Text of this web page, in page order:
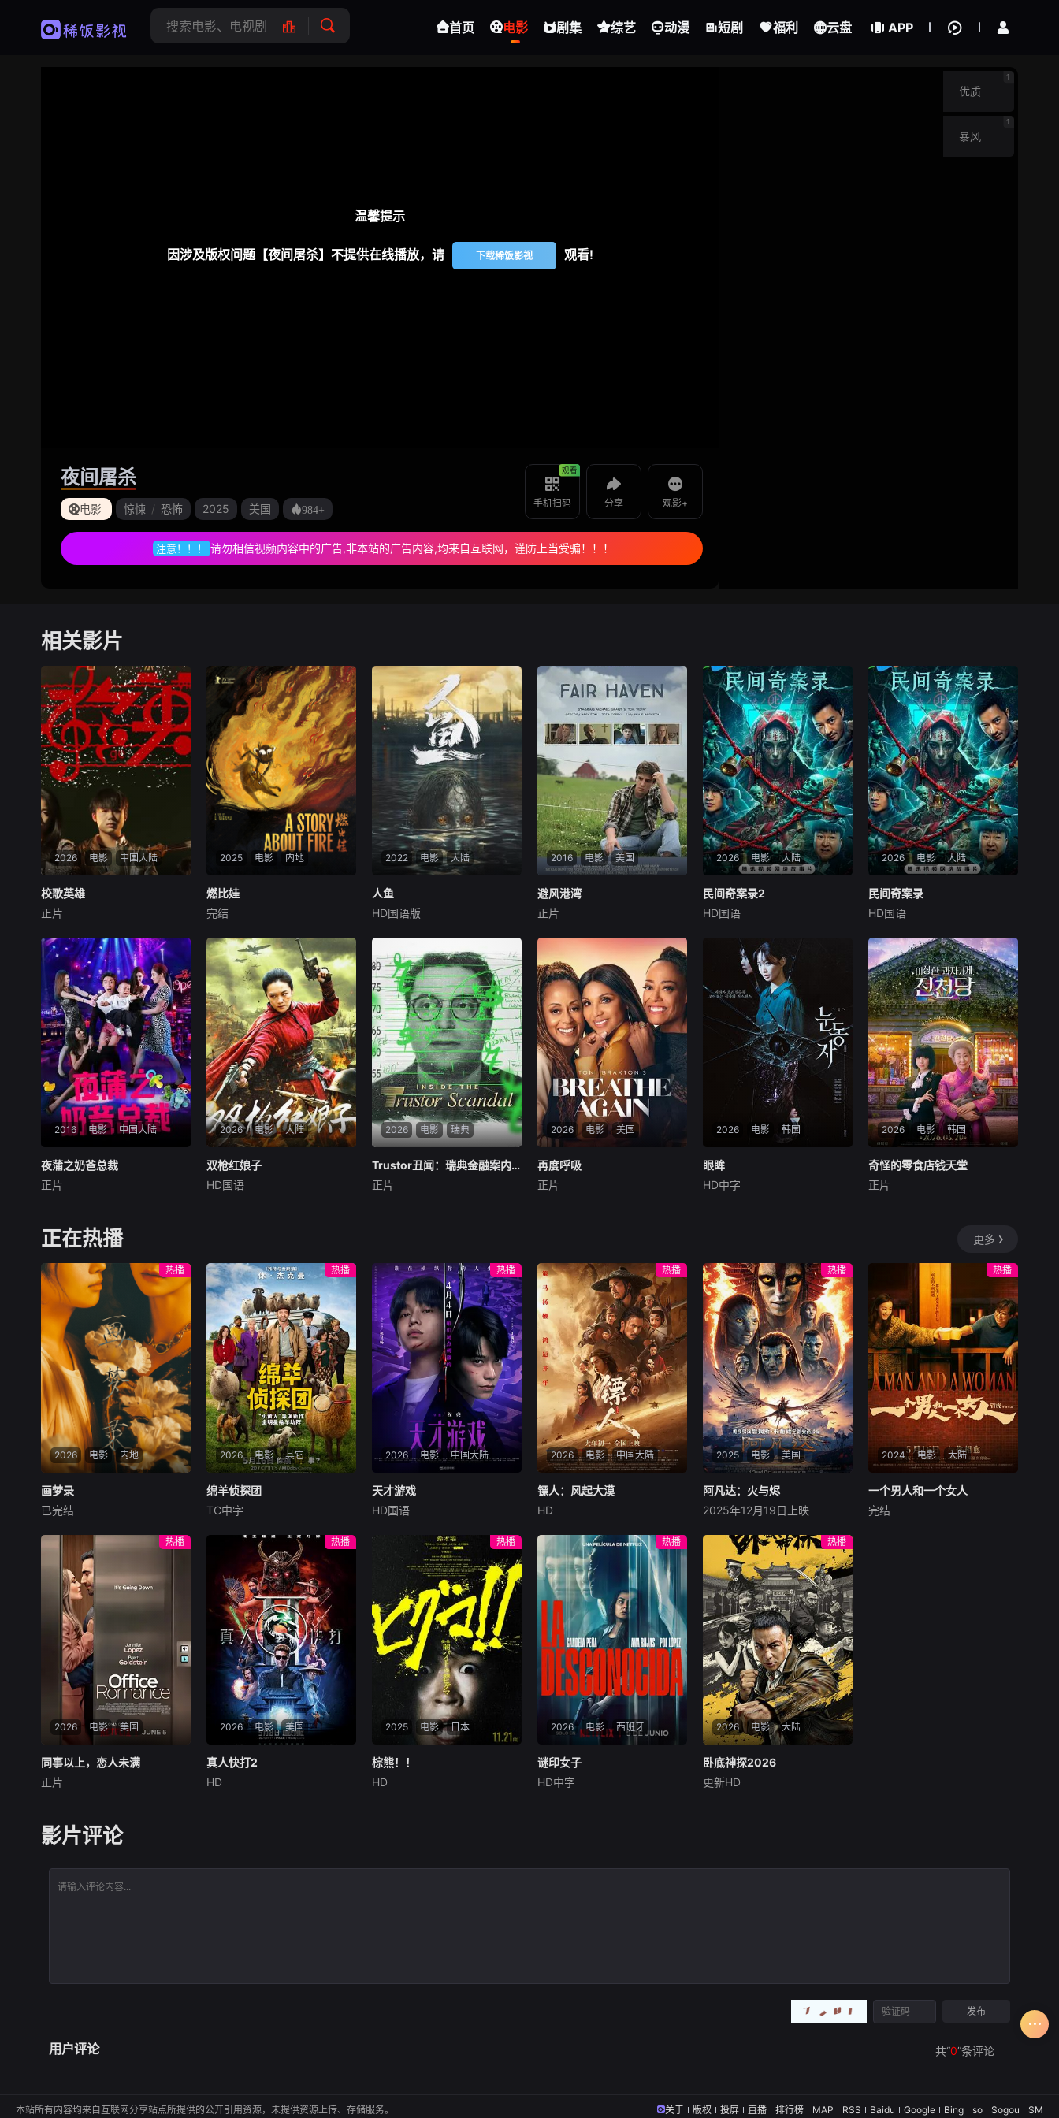
首页 电影 剧集 综艺 动漫 短剧 福利 云盘 APP
夜间屠杀
温馨提示
因涉及版权问题【夜间屠杀】不提供在线播放，请 下载稀饭影视 观看!
夜间屠杀
电影 惊悚 / 恐怖 2025 美国 984+
注意！！！ 请勿相信视频内容中的广告,非本站的广告内容,均来自互联网，谨防上当受骗！！！
观看
手机扫码 分享 观影+
优质
1
暴风
1
相关影片
2026 电影 中国大陆
校歌英雄
彭思嘉
叛逆富二代叛逆为躲爹妈安
排，偷报音乐专业，开学撩学
姐，为校花与校草开战，背后
搞小动作坑对手又坑队友；寒
门工科妹靠兼职偷师学音乐，
一边端盘子一边写歌逆袭。校
园歌曲原创大赛终极一战，看
废柴二代如何洗白，草
校歌英雄
正片
2025 电影 内地
燃比娃
未知
影片故事源自羌族神话，讲述
了一只被人类抚养长大的猴
子，追寻母亲阿勿巴吉（周迅
配音）的足迹，踏上神山探寻
“温暖”之谜的旅程。他在“恐惧
之兽”口中夺取火种，烈焰焚
身，褪去毛发，涅槃成人。
燃比娃
完结
2022 电影 大陆
人鱼
樊少皇
影片讲述了主人公韩郝（樊少
皇饰）为了营救意外被困秘密
实验室的儿子，勇往直前，与
不明生物“人鱼”斗智斗勇，凭
借着坚韧的信念和超群的智慧
带领被困小队，历经重重危
机。一场紧张刺激的生死逃亡
就此展开……
人鱼
HD国语版
2016 电影 美国
避风港湾
故事讲述在美国东北部一个小
镇的农场，一个怀抱音乐理想
的男孩，在追求爱情与理想的
道路上历经的艰辛。男主人公
曾被迫接受性向矫正治疗，在
另一个男孩爱情的感召下，他
终于有勇气面对内心最深处的
渴望。但是，他们的
避风港湾
正片
2026 电影 大陆
民间奇案录2
古斌
患有妄想症的警察张天盛
遇上一起离奇的神像杀人事
件，勘案过程中，牵引出“婴
胎报仇”，“娘娘索命”等一连串
妖异事件，张天盛虽被种种诡
怪幻象阻碍，却坚信这是藏在
迷信后的人为诡计，勇于向封
建传统宣战，敢于
民间奇案录2
HD国语
2026 电影 大陆
民间奇案录
古斌
患有妄想症的警察张天盛
遇上一起离奇的神像杀人事
件，勘案过程中，牵引出“婴
胎报仇”，“娘娘索命”等一连串
妖异事件，张天盛虽被种种诡
怪幻象阻碍，却坚信这是藏在
迷信后的人为诡计，勇于向封
建传统宣战，敢于
民间奇案录
HD国语
2016 电影 中国大陆
夜蒲之奶爸总裁
李文骁
二代沈晓丁，意外接受一个两
岁的孩子闯入生活的故事，并
当上爸爸沈晓丁与之前的性格
发生了惊人的转变，故事在诙
谐、幽默、感人的情境下进行
一步步的推进，在与
夜蒲之奶爸总裁
正片
2026 电影 大陆
双枪红娘子
刘姝彤
决心投身革命。日军欲诱杀高
胜男，她孤身赴战舍命换乡亲
周全。千钧一发间，八路军突
袭而至全歼敌寇，
双枪红娘子
HD国语
2026 电影 瑞典
Trustor丑闻：瑞典金融案内幕
未知
昭著的生态犯罪之一。在这
里，约阿希姆·波塞纳站出来，
用他自己的话讲述了关于托拉
斯丑闻的故
Trustor丑闻：瑞典金融案内幕
正片
2026 电影 美国
再度呼吸
再度呼吸
正片
2026 电影 韩国
眼眸
申敏儿
奇身亡的双胞胎妹妹瑞音时，
瑞真孤身一人踏上了挖掘死亡
真相的道路，并在黑暗的边缘
与隐藏的真相正面交锋
眼眸
HD中字
2026 电影 韩国
奇怪的零食店钱天堂
罗美兰
奇怪的零食店钱天堂
正片
正在热播 更多
2026 电影 内地
热播
画梦录
代露娃
民国的上海滩，身怀绝技的孤
女画师许雁真，意外与身陷危
局的融汇银行总账姜心羽产生
交集。姜心羽遭人陷害，只得
与许雁真结盟，彼时银行欲将
国宝名画低价卖给外国人，许
雁真凭借自身精湛画技仿造名
画、偷天换日。几经波折，两
人联手在各方势力的夹缝间巧
妙周旋，共历险阻，破解重重
困境。
画梦录
已完结
2026 电影 其它
热播
绵羊侦探团
牧羊人乔治（休·杰克曼
饰）最爱给羊群读侦探小说，
没想到自己有一天会离奇死
亡。他留下的3000万巨额遗
产，让每个人貌似都有犯罪动
机。警察毫无头绪之时，羊群
们决定“不务正业”迈出牧场，
追查牧羊人“躺平
绵羊侦探团
TC中字
2026 电影 中国大陆
热播
天才游戏
彭昱畅
穷途末路的天才少年刘全龙
（彭昱畅 饰），被偏执富家公
子陈伦（丁禹兮 饰）选中，被
迫踏入一场为他量身打造的
“换命游戏”。豪华别墅、名车
名表、神秘女友全部备齐，在
陈伦的精心打造下，刘全龙瞬
间拥有顶配人生。
天才游戏
HD国语
2026 电影 中国大陆
热播
镖人：风起大漠
大漠之上，镖人、官府、西域
五大家族等多方势力盘根错
节、暗潮涌动。“天字第二号
逃犯”刀马接下特殊押镖任
务，和同伴一起从西域护镖远
赴长安。不料，他们的护送对
象竟是“天字第一号逃犯”知世
郎……天下熙熙皆为利来，各
方势力闻风入局，抢镖厮杀接
连上演……
镖人：风起大漠
HD
2025 电影 美国
热播
阿凡达：火与烬
萨姆·沃辛顿
佐伊·索尔达娜
影片聚焦杰克·萨利与奈蒂莉一
家的命运起伏，在前作的情感
余波之上，深刻描绘一个家族
在战火中如何成长、并共同守
护血脉相连的情感纽带的历
程，从而将故事推向更具张力
的全新维度。此外，潘多拉的
全新领域也即将揭晓
阿凡达：火与烬
2025年12月19日上映
2024 电影 大陆
热播
一个男人和一个女人
黄渤
一个男人和一个女人
完结
2026 电影 美国
热播
同事以上，恋人未满
洛佩兹饰演的航空公司 和戈德
斯坦饰演的律师因职业合作的
们的工作可能被毁掉，要何去
同事以上，恋人未满
正片
2026 电影 美国
热播
真人快打2
真人快打2
HD
2025 电影 日本
热播
棕熊！！
棕熊！！
HD
2026 电影 西班牙
热播
谜印女子
坎德拉·佩尼亚
谜印女子
HD中字
2026 电影 大陆
热播
卧底神探2026
释小龙
卧底神探2026
更新HD
影片评论
共“0”条评论
用户评论
关于 版权 投屏 直播 排行榜 MAP RSS Baidu Google Bing so Sogou SM
本站所有内容均来自互联网分享站点所提供的公开引用资源，未提供资源上传、存储服务。